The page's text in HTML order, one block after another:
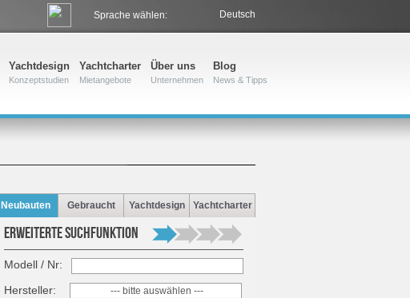
Deutsch
Sprache wählen:
Yachtdesign
Konzeptstudien
Yachtcharter
Mietangebote
Über uns
Unternehmen
Blog
News & Tipps
Neubauten Gebraucht Yachtdesign Yachtcharter
ERWEITERTE SUCHFUNKTION
Modell / Nr:
Hersteller:
--- bitte auswählen ---